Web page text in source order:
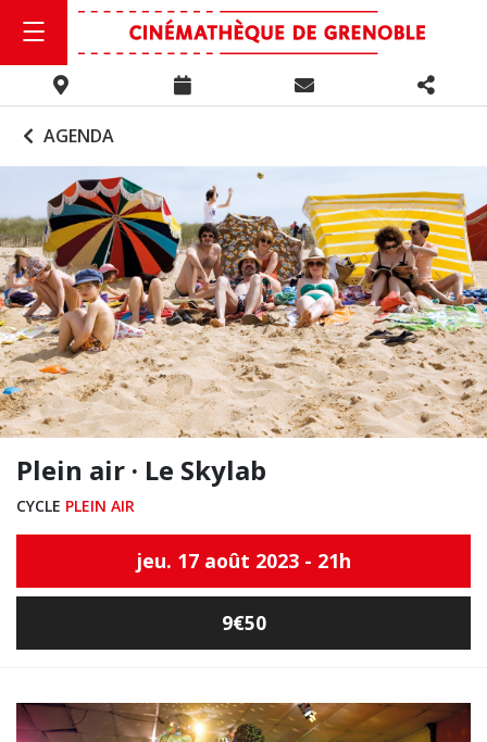
AGENDA
Plein air · Le Skylab
CYCLE PLEIN AIR
jeu. 17 août 2023 - 21h
9€50